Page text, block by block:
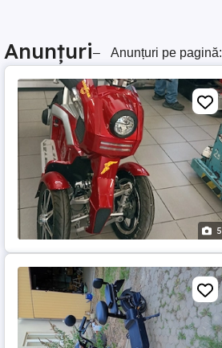
Anunțuri– Anunțuri pe pagină:
5